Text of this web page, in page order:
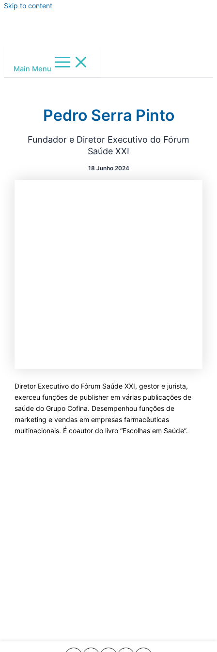
Skip to content
Main Menu
Pedro Serra Pinto
Fundador e Diretor Executivo do Fórum
Saúde XXI
18 Junho 2024
Diretor Executivo do Fórum Saúde XXI, gestor e jurista,
exerceu funções de publisher em várias publicações de
saúde do Grupo Cofina. Desempenhou funções de
marketing e vendas em empresas farmacêuticas
multinacionais. É coautor do livro “Escolhas em Saúde”.